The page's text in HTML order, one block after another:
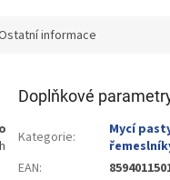
informace
Doplňkové
Kategorie:
Mycí
EAN: